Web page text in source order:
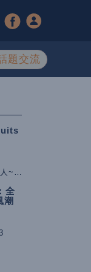
題交流
葡萄酒說書人~咕嚕桑
全
潮